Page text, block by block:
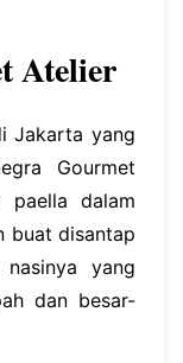
Atelier
Jakarta yang
Gourmet
paella dalam
buat disantap
yang
dan besar-